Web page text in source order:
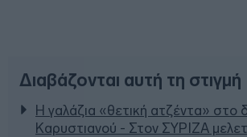
Διαβάζονται αυτή τη στιγμή
Η γαλάζια «θετική ατζέντα»
Καρυστιανού - Στον ΣΥΡΙΖΑ